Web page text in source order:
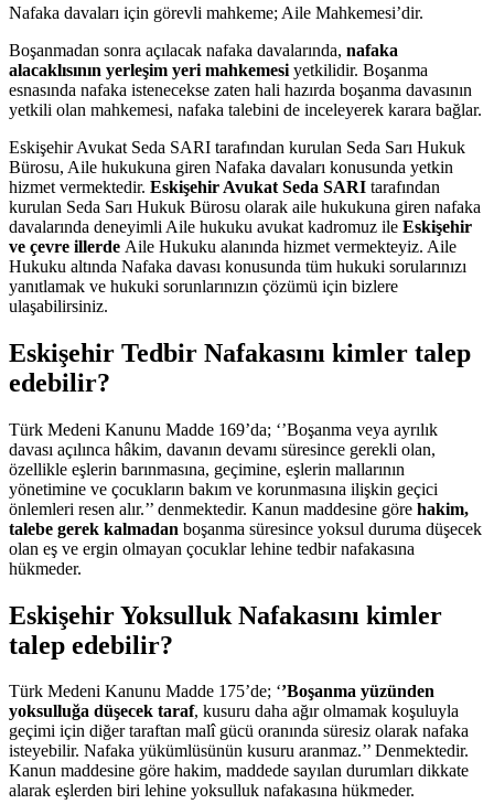
Nafaka davaları için görevli mahkeme; Aile Mahkemesi’dir.
Boşanmadan sonra açılacak nafaka davalarında, nafaka
alacaklısının yerleşim yeri mahkemesi yetkilidir. Boşanma
esnasında nafaka istenecekse zaten hali hazırda boşanma davasının
yetkili olan mahkemesi, nafaka talebini de inceleyerek karara bağlar.
Eskişehir Avukat Seda SARI tarafından kurulan Seda Sarı Hukuk
Bürosu, Aile hukukuna giren Nafaka davaları konusunda yetkin
hizmet vermektedir. Eskişehir Avukat Seda SARI tarafından
kurulan Seda Sarı Hukuk Bürosu olarak aile hukukuna giren nafaka
davalarında deneyimli Aile hukuku avukat kadromuz ile Eskişehir
ve çevre illerde Aile Hukuku alanında hizmet vermekteyiz. Aile
Hukuku altında Nafaka davası konusunda tüm hukuki sorularınızı
yanıtlamak ve hukuki sorunlarınızın çözümü için bizlere
ulaşabilirsiniz.
Eskişehir Tedbir Nafakasını kimler talep
edebilir?
Türk Medeni Kanunu Madde 169’da; ‘’Boşanma veya ayrılık
davası açılınca hâkim, davanın devamı süresince gerekli olan,
özellikle eşlerin barınmasına, geçimine, eşlerin mallarının
yönetimine ve çocukların bakım ve korunmasına ilişkin geçici
önlemleri resen alır.’’ denmektedir. Kanun maddesine göre hakim,
talebe gerek kalmadan boşanma süresince yoksul duruma düşecek
olan eş ve ergin olmayan çocuklar lehine tedbir nafakasına
hükmeder.
Eskişehir Yoksulluk Nafakasını kimler
talep edebilir?
Türk Medeni Kanunu Madde 175’de; ‘’Boşanma yüzünden
yoksulluğa düşecek taraf, kusuru daha ağır olmamak koşuluyla
geçimi için diğer taraftan malî gücü oranında süresiz olarak nafaka
isteyebilir. Nafaka yükümlüsünün kusuru aranmaz.’’ Denmektedir.
Kanun maddesine göre hakim, maddede sayılan durumları dikkate
alarak eşlerden biri lehine yoksulluk nafakasına hükmeder.